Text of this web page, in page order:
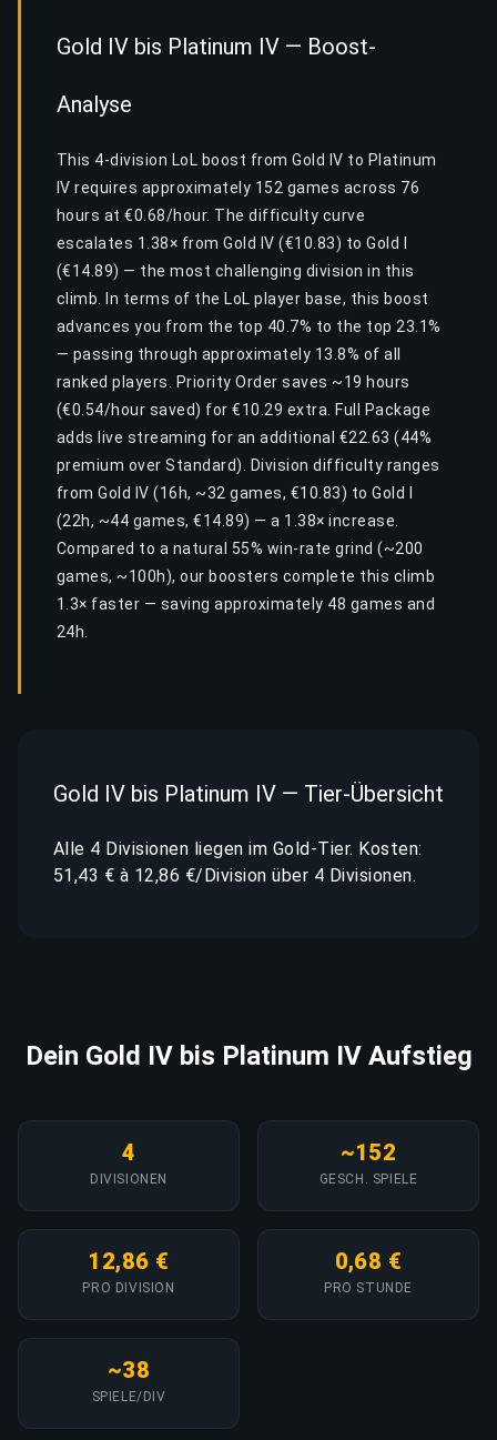
Gold IV bis Platinum IV — Boost-
Analyse
This 4-division LoL boost from Gold IV to Platinum
IV requires approximately 152 games across 76
hours at €0.68/hour. The difficulty curve
escalates 1.38× from Gold IV (€10.83) to Gold I
(€14.89) — the most challenging division in this
climb. In terms of the LoL player base, this boost
advances you from the top 40.7% to the top 23.1%
— passing through approximately 13.8% of all
ranked players. Priority Order saves ~19 hours
(€0.54/hour saved) for €10.29 extra. Full Package
adds live streaming for an additional €22.63 (44%
premium over Standard). Division difficulty ranges
from Gold IV (16h, ~32 games, €10.83) to Gold I
(22h, ~44 games, €14.89) — a 1.38× increase.
Compared to a natural 55% win-rate grind (~200
games, ~100h), our boosters complete this climb
1.3× faster — saving approximately 48 games and
24h.
Gold IV bis Platinum IV — Tier-Übersicht
Alle 4 Divisionen liegen im Gold-Tier. Kosten:
51,43 € à 12,86 €/Division über 4 Divisionen.
Dein Gold IV bis Platinum IV Aufstieg
4
DIVISIONEN
~152
GESCH. SPIELE
12,86 €
PRO DIVISION
0,68 €
PRO STUNDE
~38
SPIELE/DIV